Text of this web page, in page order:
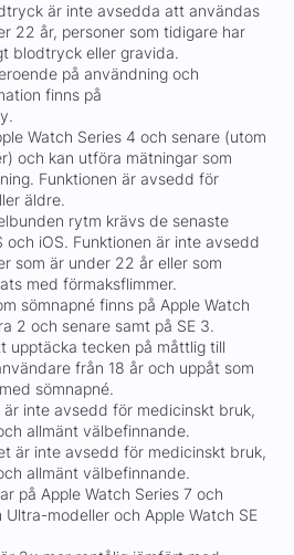
är inte avsedda att användas
22 år, personer som tidigare har
blodtryck eller gravida.
på användning och
finns på
Watch Series 4 och senare (utom
och kan utföra mätningar som
Funktionen är avsedd för
äldre.
rytm krävs de senaste
iOS. Funktionen är inte avsedd
som är under 22 år eller som
med förmaksflimmer.
sömnapné finns på Apple Watch
2 och senare samt på SE 3.
upptäcka tecken på måttlig till
från 18 år och uppåt som
sömnapné.
är inte avsedd för medicinskt bruk,
allmänt välbefinnande.
är inte avsedd för medicinskt bruk,
allmänt välbefinnande.
på Apple Watch Series 7 och
Ultra-modeller och Apple Watch SE